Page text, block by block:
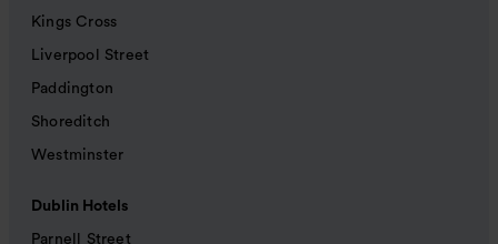
Kings Cross
Liverpool Street
Paddington
Shoreditch
Westminster
Dublin Hotels
Parnell Street